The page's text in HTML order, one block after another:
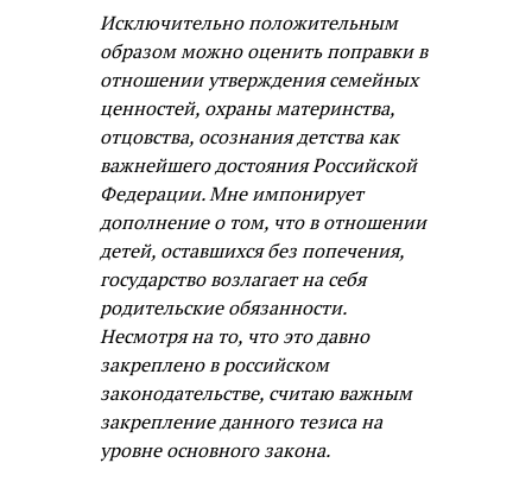
Исключительно положительным
образом можно оценить поправки в
отношении утверждения семейных
ценностей, охраны материнства,
отцовства, осознания детства как
важнейшего достояния Российской
Федерации. Мне импонирует
дополнение о том, что в отношении
детей, оставшихся без попечения,
государство возлагает на себя
родительские обязанности.
Несмотря на то, что это давно
закреплено в российском
законодательстве, считаю важным
закрепление данного тезиса на
уровне основного закона.